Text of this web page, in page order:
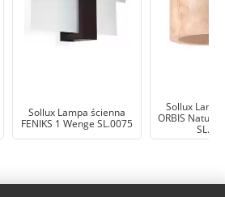
Sollux Lampa ścienna
FENIKS 1 Wenge SL.0075
Sollux
ORBIS